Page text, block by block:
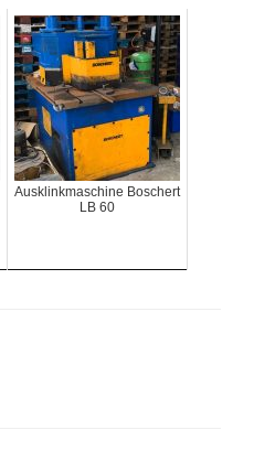
Ausklinkmaschine Boschert
LB 60